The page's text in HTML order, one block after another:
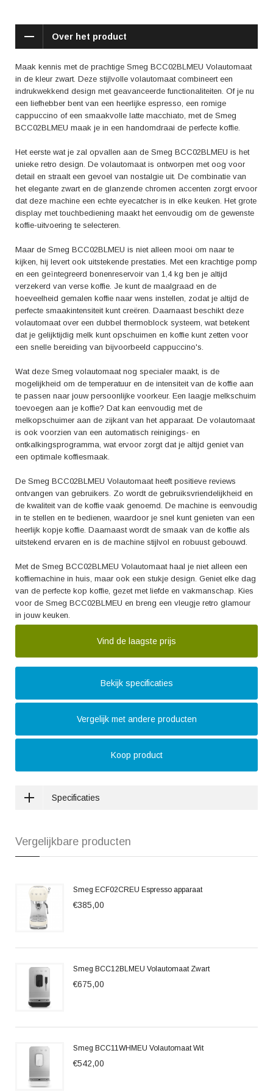
om de temperatuur en de intensiteit van de koffie aan te passen naar
koffie? Dat kan eenvoudig met de melkopschuimer aan de zijkant van
het apparaat. De volautomaat is ook voorzien van een automatisch
reinigings- en ontkalkingsprogramma, wat ervoor zorgt dat je altijd
geniet van een optimale koffiesmaak.
De Smeg BCC02BLMEU Volautomaat heeft positieve reviews ontvangen
de koffie vaak genoemd. De machine is eenvoudig in te stellen en te
bedienen, waardoor je snel kunt genieten van een heerlijk kopje koffie.
Daarnaast wordt de smaak van de koffie als uitstekend ervaren en is de
machine stijlvol en robuust gebouwd.
Met de Smeg BCC02BLMEU Volautomaat haal je niet alleen een
koffiemachine in huis, maar ook een stukje design. Geniet elke dag van
Smeg BCC02BLMEU en breng een vleugje retro glamour in jouw
keuken.
Over het product
Maak kennis met de prachtige Smeg BCC02BLMEU Volautomaat
in de kleur zwart. Deze stijlvolle volautomaat combineert een
indrukwekkend design met geavanceerde functionaliteiten. Of je nu
een liefhebber bent van een heerlijke espresso, een romige
cappuccino of een smaakvolle latte macchiato, met de Smeg
BCC02BLMEU maak je in een handomdraai de perfecte koffie.
Het eerste wat je zal opvallen aan de Smeg BCC02BLMEU is het
unieke retro design. De volautomaat is ontworpen met oog voor
detail en straalt een gevoel van nostalgie uit. De combinatie van
het elegante zwart en de glanzende chromen accenten zorgt ervoor
dat deze machine een echte eyecatcher is in elke keuken. Het grote
display met touchbediening maakt het eenvoudig om de gewenste
koffie-uitvoering te selecteren.
Maar de Smeg BCC02BLMEU is niet alleen mooi om naar te
kijken, hij levert ook uitstekende prestaties. Met een krachtige pomp
en een geïntegreerd bonenreservoir van 1,4 kg ben je altijd
verzekerd van verse koffie. Je kunt de maalgraad en de
hoeveelheid gemalen koffie naar wens instellen, zodat je altijd de
perfecte smaakintensiteit kunt creëren. Daarnaast beschikt deze
volautomaat over een dubbel thermoblock systeem, wat betekent
dat je gelijktijdig melk kunt opschuimen en koffie kunt zetten voor
een snelle bereiding van bijvoorbeeld cappuccino's.
Wat deze Smeg volautomaat nog specialer maakt, is de
mogelijkheid om de temperatuur en de intensiteit van de koffie aan
te passen naar jouw persoonlijke voorkeur. Een laagje melkschuim
toevoegen aan je koffie? Dat kan eenvoudig met de
melkopschuimer aan de zijkant van het apparaat. De volautomaat
is ook voorzien van een automatisch reinigings- en
ontkalkingsprogramma, wat ervoor zorgt dat je altijd geniet van
een optimale koffiesmaak.
De Smeg BCC02BLMEU Volautomaat heeft positieve reviews
ontvangen van gebruikers. Zo wordt de gebruiksvriendelijkheid en
de kwaliteit van de koffie vaak genoemd. De machine is eenvoudig
in te stellen en te bedienen, waardoor je snel kunt genieten van een
heerlijk kopje koffie. Daarnaast wordt de smaak van de koffie als
uitstekend ervaren en is de machine stijlvol en robuust gebouwd.
Met de Smeg BCC02BLMEU Volautomaat haal je niet alleen een
koffiemachine in huis, maar ook een stukje design. Geniet elke dag
van de perfecte kop koffie, gezet met liefde en vakmanschap. Kies
voor de Smeg BCC02BLMEU en breng een vleugje retro glamour
in jouw keuken.
Vind de laagste prijs
Bekijk specificaties
Vergelijk met andere producten
Koop product
Specificaties
Vergelijkbare producten
Smeg ECF02CREU Espresso apparaat
€385,00
Smeg BCC12BLMEU Volautomaat Zwart
€675,00
Smeg BCC11WHMEU Volautomaat Wit
€542,00